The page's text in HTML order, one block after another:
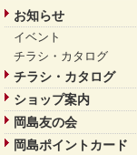
お知らせ
イベント
チラシ・カタログ
チラシ・カタログ
ショップ案内
岡島友の会
岡島ポイントカード